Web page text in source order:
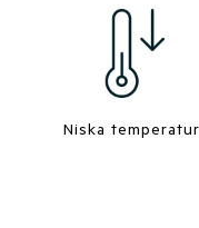
Niska